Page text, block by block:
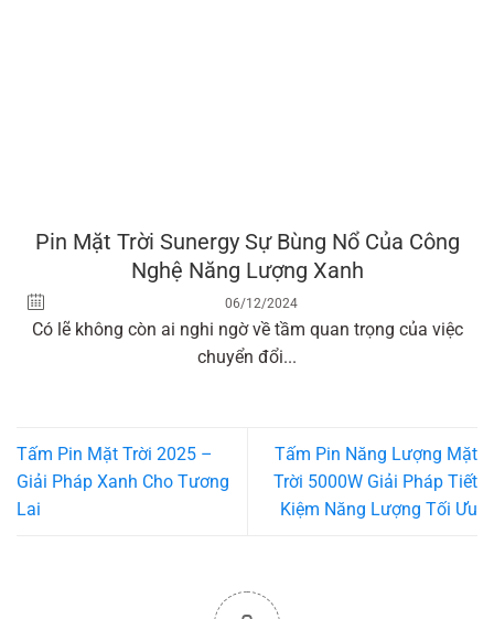
Pin Mặt Trời Sunergy Sự Bùng Nổ Của Công
Nghệ Năng Lượng Xanh
06/12/2024
Có lẽ không còn ai nghi ngờ về tầm quan trọng của việc
chuyển đổi...
Tấm Pin Mặt Trời 2025 –
Giải Pháp Xanh Cho Tương
Lai
Tấm Pin Năng Lượng Mặt
Trời 5000W Giải Pháp Tiết
Kiệm Năng Lượng Tối Ưu